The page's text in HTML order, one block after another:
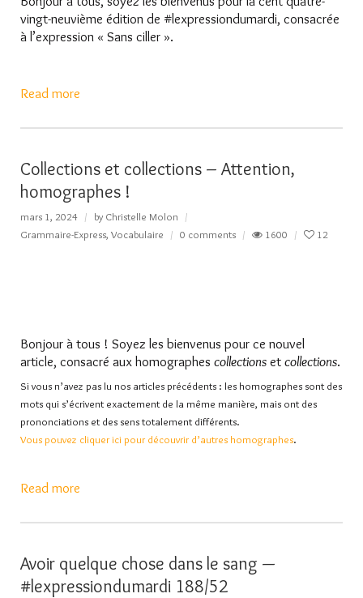
vingt-neuvième édition de #lexpressiondumardi, consacrée
à l’expression « Sans ciller ».
Read more
Collections et collections – Attention,
homographes !
mars 1, 2024 by Christelle Molon
Grammaire-Express, Vocabulaire 0 comments 1600 12
Bonjour à tous ! Soyez les bienvenus pour ce nouvel
article, consacré aux homographes collections et collections.
Si vous n’avez pas lu nos articles précédents : les homographes sont des
mots qui s’écrivent exactement de la même manière, mais ont des
prononciations et des sens totalement différents.
Vous pouvez cliquer ici pour découvrir d’autres homographes.
Read more
Avoir quelque chose dans le sang —
#lexpressiondumardi 188/52